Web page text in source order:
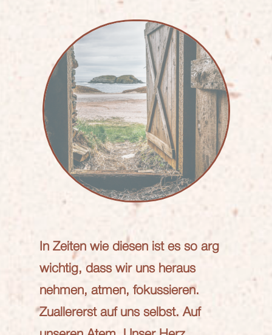
In Zeiten wie diesen ist es so arg
wichtig, dass wir uns heraus
nehmen, atmen, fokussieren.
Zuallererst auf uns selbst. Auf